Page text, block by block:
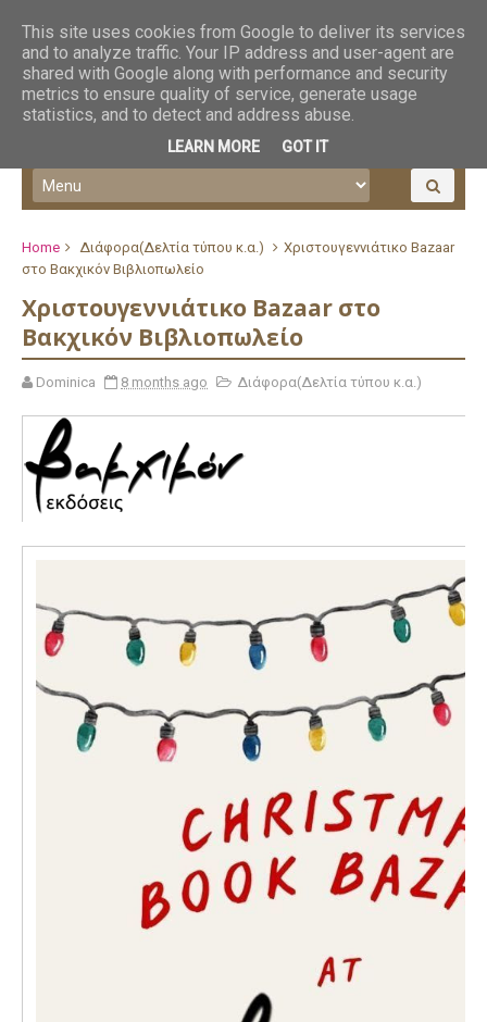
Home Διάφορα(Δελτία τύπου κ.α.)
Χριστουγεννιάτικο Bazaar
στο Βακχικόν Βιβλιοπωλείο
Χριστουγεννιάτικο Bazaar στο
Βακχικόν Βιβλιοπωλείο
Dominica 8 months ago Διάφορα(Δελτία τύπου κ.α.)
This site uses cookies from Google to deliver its services
and to analyze traffic. Your IP address and user-agent are
shared with Google along with performance and security
metrics to ensure quality of service, generate usage
statistics, and to detect and address abuse.
LEARN MORE GOT IT